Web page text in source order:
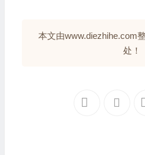
本文由www.diezhihe.com
处！